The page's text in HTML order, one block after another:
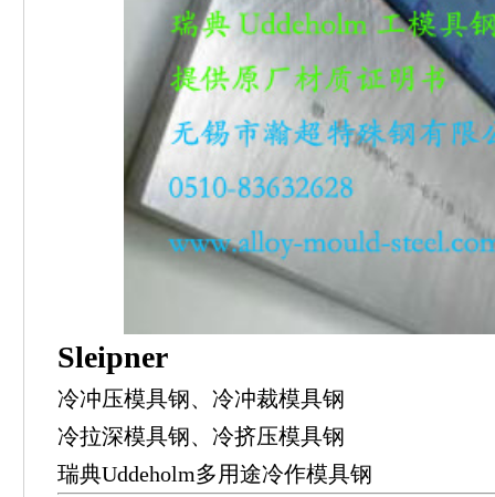
Sleipner
冷冲压模具钢、冷冲裁模具钢
冷拉深模具钢、冷挤压模具钢
瑞典Uddeholm多用途冷作模具钢